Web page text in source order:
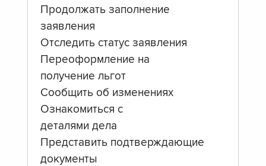
Продолжать заполнение
заявления
Отследить статус заявления
Переоформление на
получение льгот
Сообщить об изменениях
Ознакомиться с
деталями дела
Представить подтверждающие
документы